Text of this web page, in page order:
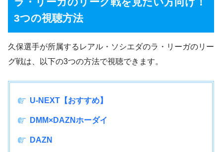
3つの視聴方法
久保選手が所属するレアル・ソシエダのラ・リーガのリー
グ戦は、以下の3つの方法で視聴できます。
U-NEXT【おすすめ】
DMM×DAZNホーダイ
DAZN